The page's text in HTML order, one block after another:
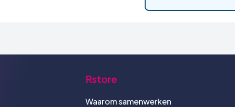
Rstore
Waarom samenwerken